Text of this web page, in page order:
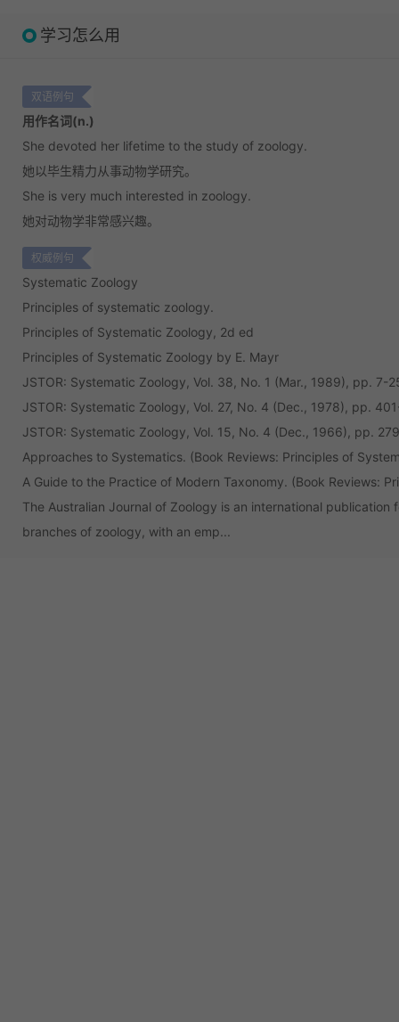
学习怎么用
双语例句
用作名词(n.)
She devoted her lifetime to the study of zoology.
她以毕生精力从事动物学研究。
She is very much interested in zoology.
她对动物学非常感兴趣。
权威例句
Systematic Zoology
Principles of systematic zoology.
Principles of Systematic Zoology, 2d ed
Principles of Systematic Zoology by E. Mayr
JSTOR: Systematic Zoology, Vol. 38, No. 1 (Mar., 1989), pp. 7-
JSTOR: Systematic Zoology, Vol. 27, No. 4 (Dec., 1978), pp.
JSTOR: Systematic Zoology, Vol. 15, No. 4 (Dec., 1966), pp.
Approaches to Systematics. (Book Reviews: Principles of
A Guide to the Practice of Modern Taxonomy. (Book Reviews:
The Australian Journal of Zoology is an international publication
branches of zoology, with an emp...